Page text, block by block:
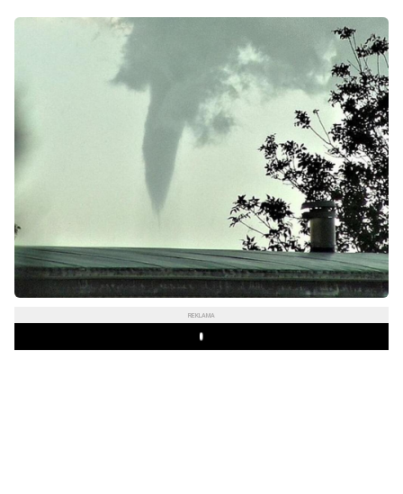
REKLAMA
Play